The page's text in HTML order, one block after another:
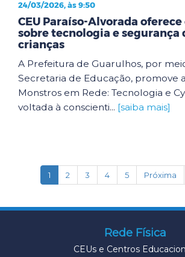
24/03/2026, às 9:50
CEU Paraíso-Alvorada
sobre tecnologia e
crianças
A Prefeitura de Guarulhos, por
Secretaria de Educação, promove
Monstros em Rede: Tecnologia e
voltada à conscienti... [saiba mais]
1(current)
2 3 4 5 Próxima
Rede Física
CEUs e Centros